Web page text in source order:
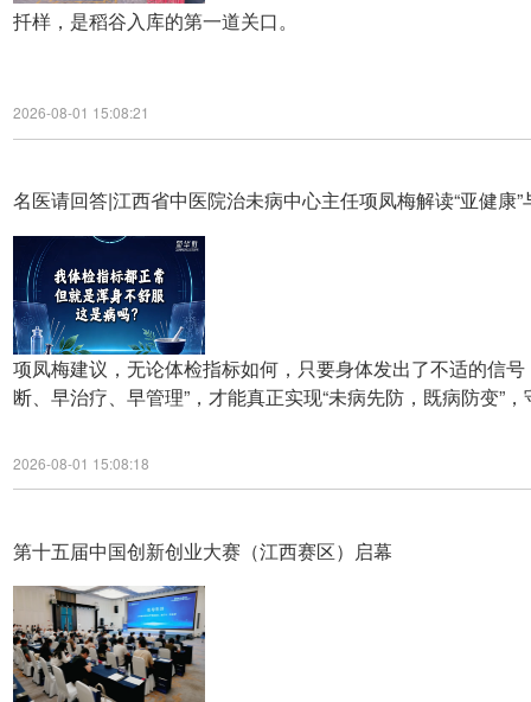
扦样，是稻谷入库的第一道关口。
2026-08-01 15:08:21
名医请回答|江西省中医院治未病中心主任项凤梅解读“亚健康”
项凤梅建议，无论体检指标如何，只要身体发出了不适的信
断、早治疗、早管理”，才能真正实现“未病先防，既病防变”
2026-08-01 15:08:18
第十五届中国创新创业大赛（江西赛区）启幕